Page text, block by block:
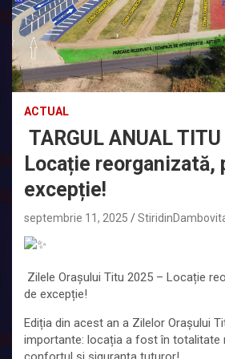
ACTUAL
TARGUL ANUAL
Locație reorganizată,
excepție!
septembrie 11, 2025
Zilele Orașului Titu 2025 – Locație
de excepție!
Ediția din acest an a Zilelor Orașului
importante: locația a fost în totalitate